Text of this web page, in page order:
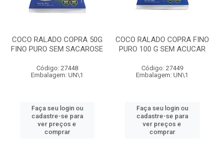
COCO RALADO COPRA 50G
FINO PURO SEM SACAROSE
Código: 27448
Embalagem: UN\1
Faça seu login ou
cadastre-se para
ver preços e
comprar
COCO RALADO COPRA FINO
PURO 100 G SEM ACUCAR
Código: 27449
Embalagem: UN\1
Faça seu login ou
cadastre-se para
ver preços e
comprar